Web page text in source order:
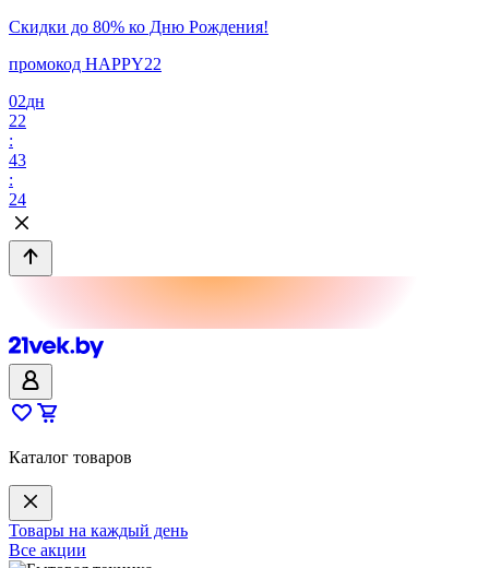
Скидки до 80% ко Дню Рождения!
промокод HAPPY22
02дн
22
:
43
:
24
Каталог товаров
Товары на каждый день
Все акции